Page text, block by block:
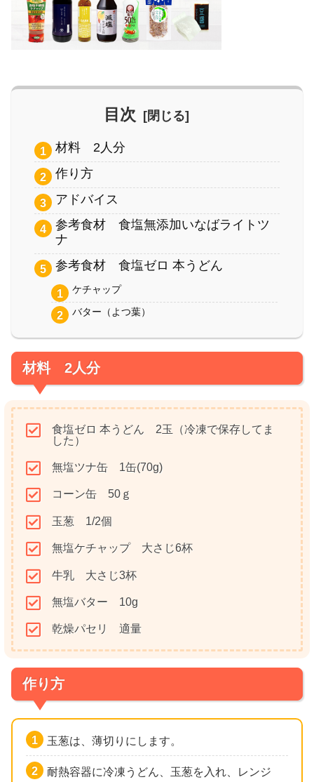
目次
材料 2人分
作り方
アドバイス
参考食材 食塩無添加いなばライトツ
ナ
参考食材 食塩ゼロ 本うどん
ケチャップ
バター（よつ葉）
材料 2人分
食塩ゼロ 本うどん 2玉（冷凍で保存してま
した）
無塩ツナ缶 1缶(70g)
コーン缶 50ｇ
玉葱 1/2個
無塩ケチャップ 大さじ6杯
牛乳 大さじ3杯
無塩バター 10g
乾燥パセリ 適量
作り方
玉葱は、薄切りにします。
耐熱容器に冷凍うどん、玉葱を入れ、レンジ